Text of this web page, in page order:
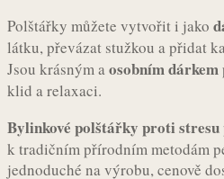
Polštářky můžete vytvořit i jako
látku, převázat stužkou a přidat
Jsou krásným aosobním dárkem
klid a relaxaci.
Bylinkové polštářky proti stresu
k tradičním přírodním metodám
jednoduché na výrobu, cenově